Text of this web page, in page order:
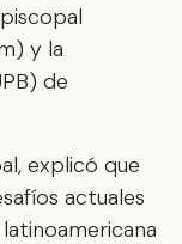
y la
de
explicó que
actuales